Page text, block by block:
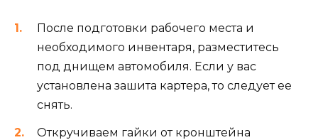
После подготовки рабочего места и
необходимого инвентаря, разместитесь
под днищем автомобиля. Если у вас
установлена зашита картера, то следует ее
снять.
Откручиваем гайки от кронштейна